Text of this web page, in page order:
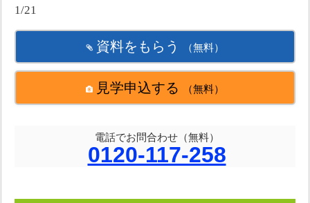
1/21
資料をもらう （無料）
見学申込する （無料）
電話でお問合わせ（無料）
0120-117-258